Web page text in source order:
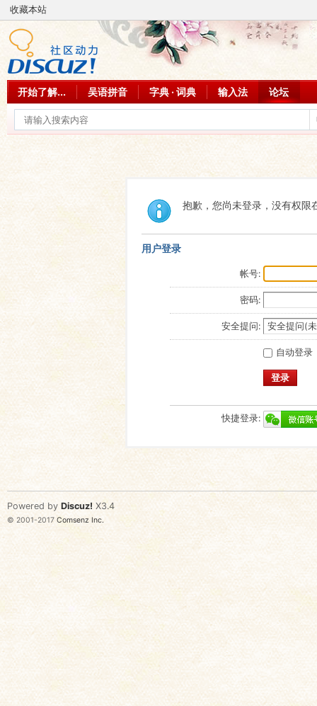
收藏本站
开始了解... 吴语拼音 字典 · 词典 输入法 论坛
抱歉，您尚未登录，没有权限
用户登录
帐号:
密码:
安全提问:
自动登录
登录
快捷登录:
Powered by Discuz! X3.4
© 2001-2017 Comsenz Inc.